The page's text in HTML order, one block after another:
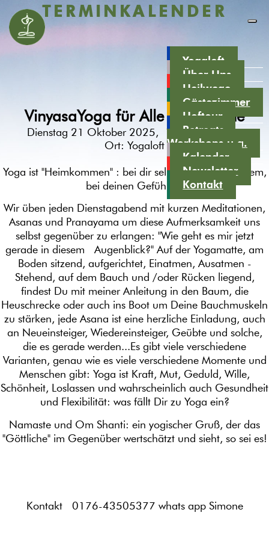
Yogaloft
Über Uns
Heilwege
Gästezimmer
Hoftour
Retreats,
Workshops u.a.
Kalender
Newsletter
Kontakt
TERMINKALENDER
VinyasaYoga für Alle mit Simone
Dienstag 21 Oktober 2025, 19:30 - 20:45
Ort: Yogaloft
Yoga ist "Heimkommen" : bei dir selbst, bei deinem Atem,
bei deinen Gefühlen.
Wir üben jeden Dienstagabend mit kurzen Meditationen,
Asanas und Pranayama um diese Aufmerksamkeit uns
selbst gegenüber zu erlangen: "Wie geht es mir jetzt
gerade in diesem Augenblick?" Auf der Yogamatte, am
Boden sitzend, aufgerichtet, Einatmen, Ausatmen -
Stehend, auf dem Bauch und /oder Rücken liegend,
findest Du mit meiner Anleitung in den Baum, die
Heuschrecke oder auch ins Boot um Deine Bauchmuskeln
zu stärken, jede Asana ist eine herzliche Einladung, auch
an Neueinsteiger, Wiedereinsteiger, Geübte und solche,
die es gerade werden...Es gibt viele verschiedene
Varianten, genau wie es viele verschiedene Momente und
Menschen gibt: Yoga ist Kraft, Mut, Geduld, Wille,
Schönheit, Loslassen und wahrscheinlich auch Gesundheit
und Flexibilität: was fällt Dir zu Yoga ein?
Namaste und Om Shanti: ein yogischer Gruß, der das
"Göttliche" im Gegenüber wertschätzt und sieht, so sei es!
Kontakt 0176-43505377 whats app Simone